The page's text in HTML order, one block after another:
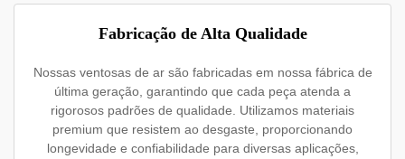
Fabricação de Alta Qualidade
Nossas ventosas de ar são fabricadas em nossa fábrica de
última geração, garantindo que cada peça atenda a
rigorosos padrões de qualidade. Utilizamos materiais
premium que resistem ao desgaste, proporcionando
longevidade e confiabilidade para diversas aplicações,